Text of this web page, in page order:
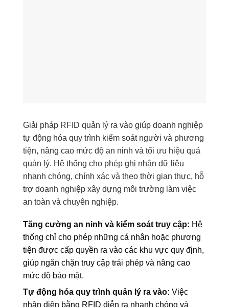
Giải pháp RFID quản lý ra vào giúp doanh nghiệp
tự động hóa quy trình kiểm soát người và phương
tiện, nâng cao mức độ an ninh và tối ưu hiệu quả
quản lý. Hệ thống cho phép ghi nhận dữ liệu
nhanh chóng, chính xác và theo thời gian thực, hỗ
trợ doanh nghiệp xây dựng môi trường làm việc
an toàn và chuyên nghiệp.
Tăng cường an ninh và kiểm soát truy cập: Hệ
thống chỉ cho phép những cá nhân hoặc phương
tiện được cấp quyền ra vào các khu vực quy định,
giúp ngăn chặn truy cập trái phép và nâng cao
mức độ bảo mật.
Tự động hóa quy trình quản lý ra vào: Việc
nhận diện bằng RFID diễn ra nhanh chóng và